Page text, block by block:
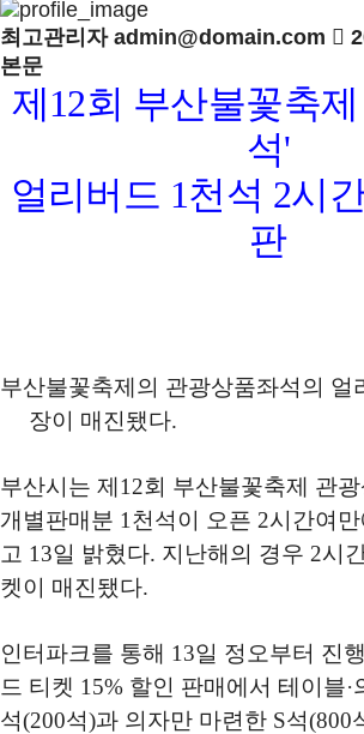
최고관리자 admin@domain.com
본문
제12회 부산불꽃축제
석'
얼리버드 1천석 2시
판
부산불꽃축제의 관광상품좌석의 얼
장이 매진됐다.
부산시는 제12회 부산불꽃축제 관
개별판매분 1 천석이 오픈 2시간여
고 13일 밝혔다. 지난해의 경우 2시
켓이 매진됐다.
인터파크를 통해 13일 정오부터 진
드 티켓 15% 할인 판매에서 테이블·
석(200석)과 의자만 마련한 S석(800